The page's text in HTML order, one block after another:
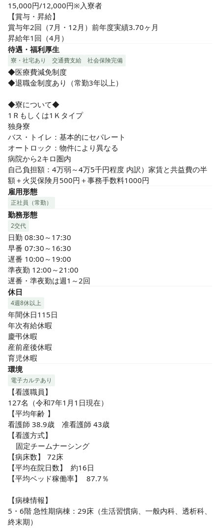
15,000円/12,000円※入寮者
【賞与・昇給】
賞与年2回（7月・12月）前年度実績3.70ヶ月
昇給年1回（4月）
待遇・福利厚生
寮・社宅あり 交通費支給 社会保険完備
◆医療費減免制度
◆退職金制度あり（常勤3年以上）
◆寮について◆
1Ｒもしくは1Ｋタイプ
独身寮
バス・トイレ：基本的にセパレート
オートロック：物件により異なる
病院から2キロ圏内
自己負担額：4万弱～4万5千円程度 内訳）家賃と共益費の半
額＋火災保険月500円＋事務手数料1000円
雇用形態
正社員（常勤）
勤務形態
2交代
日勤 08:30～17:30
早番 07:30～16:30
遅番 10:00～19:00
準夜勤 12:00～21:00
遅番・準夜勤は週1～2回
休日
4週8休以上
年間休日115日
年次有給休暇
慶弔休暇
産前産後休暇
育児休暇
環境
電子カルテあり
【看護職員】
127名（令和7年1月1日現在）
【平均年齢	】
看護師 38.9歳　准看護師 43歳
【看護方式】
【病床数】	72床
【平均在院日数】	約16日
【平均ベッド稼働率】	87.7％
【病棟情報】
5・6階 急性期病棟：29床（生活習慣病、一般内科、透析科、
終末期）